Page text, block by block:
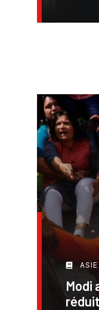
ASIE
Modi